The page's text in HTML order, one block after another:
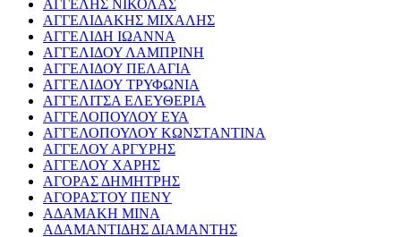
ΑΓΓΕΛΗΣ ΝΙΚΟΛΑΣ
ΑΓΓΕΛΙΔΑΚΗΣ ΜΙΧΑΛΗΣ
ΑΓΓΕΛΙΔΗ ΙΩΑΝΝΑ
ΑΓΓΕΛΙΔΟΥ ΛΑΜΠΡΙΝΗ
ΑΓΓΕΛΙΔΟΥ ΠΕΛΑΓΙΑ
ΑΓΓΕΛΙΔΟΥ ΤΡΥΦΩΝΙΑ
ΑΓΓΕΛΙΤΣΑ ΕΛΕΥΘΕΡΙΑ
ΑΓΓΕΛΟΠΟΥΛΟΥ ΕΥΑ
ΑΓΓΕΛΟΠΟΥΛΟΥ ΚΩΝΣΤΑΝΤΙΝΑ
ΑΓΓΕΛΟΥ ΑΡΓΥΡΗΣ
ΑΓΓΕΛΟΥ ΧΑΡΗΣ
ΑΓΟΡΑΣ ΔΗΜΗΤΡΗΣ
ΑΓΟΡΑΣΤΟΥ ΠΕΝΥ
ΑΔΑΜΑΚΗ ΜΙΝΑ
ΑΔΑΜΑΝΤΙΔΗΣ ΔΙΑΜΑΝΤΗΣ